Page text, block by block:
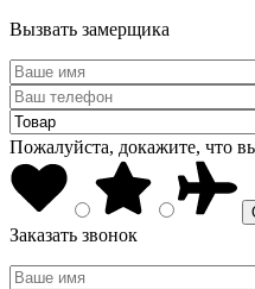
Вызвать замерщика
Пожалуйста, докажите, что
Заказать звонок